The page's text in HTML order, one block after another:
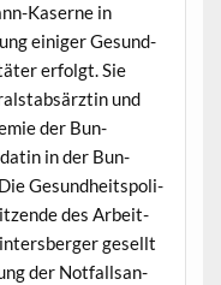
Kaserne in
einiger Gesund­
erfol­gt. Sie
und
der Bun­
in der Bun­
Gesund­heit­spoli­
des Arbeit­
gesellt
der Not­fall­san­